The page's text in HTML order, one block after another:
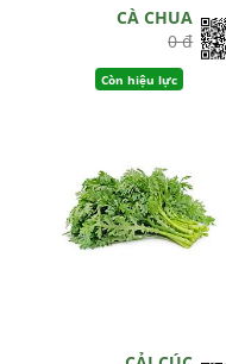
CÀ CHUA
0 đ
Còn hiệu lực